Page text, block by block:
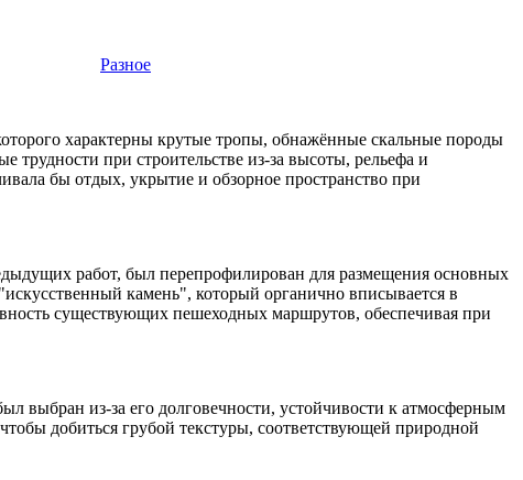
Разное
характерны крутые тропы, обнажённые скальные породы
трудности при строительстве из-за высоты, рельефа и
бы отдых, укрытие и обзорное пространство при
работ, был перепрофилирован для размещения основных
камень", который органично вписывается в
существующих пешеходных маршрутов, обеспечивая при
выбран из-за его долговечности, устойчивости к атмосферным
добиться грубой текстуры, соответствующей природной